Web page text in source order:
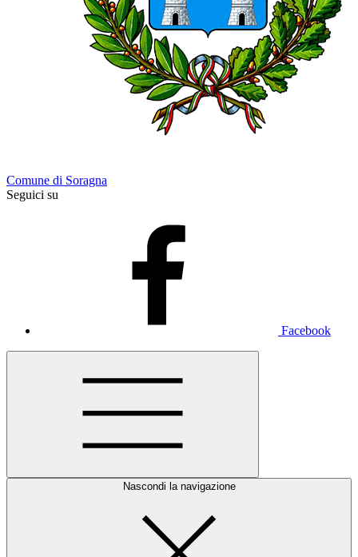
Comune di Soragna
Seguici su
Facebook
Nascondi la navigazione